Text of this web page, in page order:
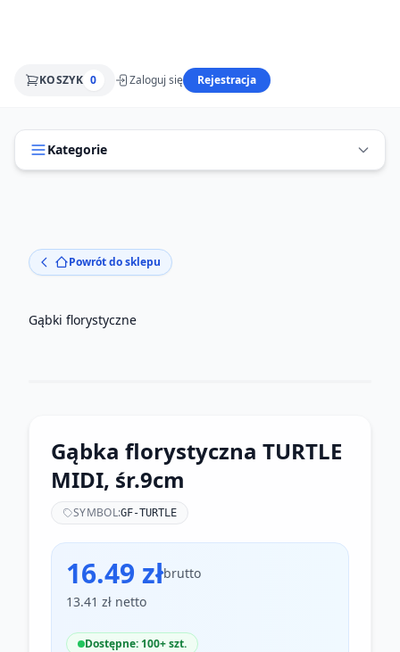
KOSZYK 0 Zaloguj się Rejestracja
Kategorie
Powrót do sklepu
Gąbki florystyczne
Gąbka florystyczna TURTLE
MIDI, śr.9cm
SYMBOL:GF-TURTLE
16.49 złbrutto
13.41 zł netto
Dostępne: 100+ szt.